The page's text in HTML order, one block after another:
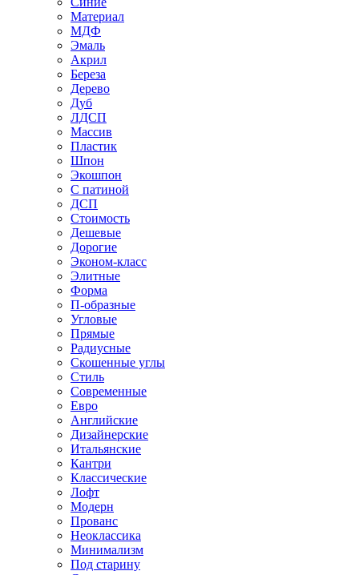
Материал
МДФ
Эмаль
Акрил
Береза
Дерево
Дуб
ЛДСП
Массив
Пластик
Шпон
Экошпон
С патиной
ДСП
Стоимость
Дешевые
Дорогие
Эконом-класс
Элитные
Форма
П-образные
Угловые
Прямые
Радиусные
Скошенные углы
Стиль
Современные
Евро
Английские
Дизайнерские
Итальянские
Кантри
Классические
Лофт
Модерн
Прованс
Неоклассика
Минимализм
Под старину